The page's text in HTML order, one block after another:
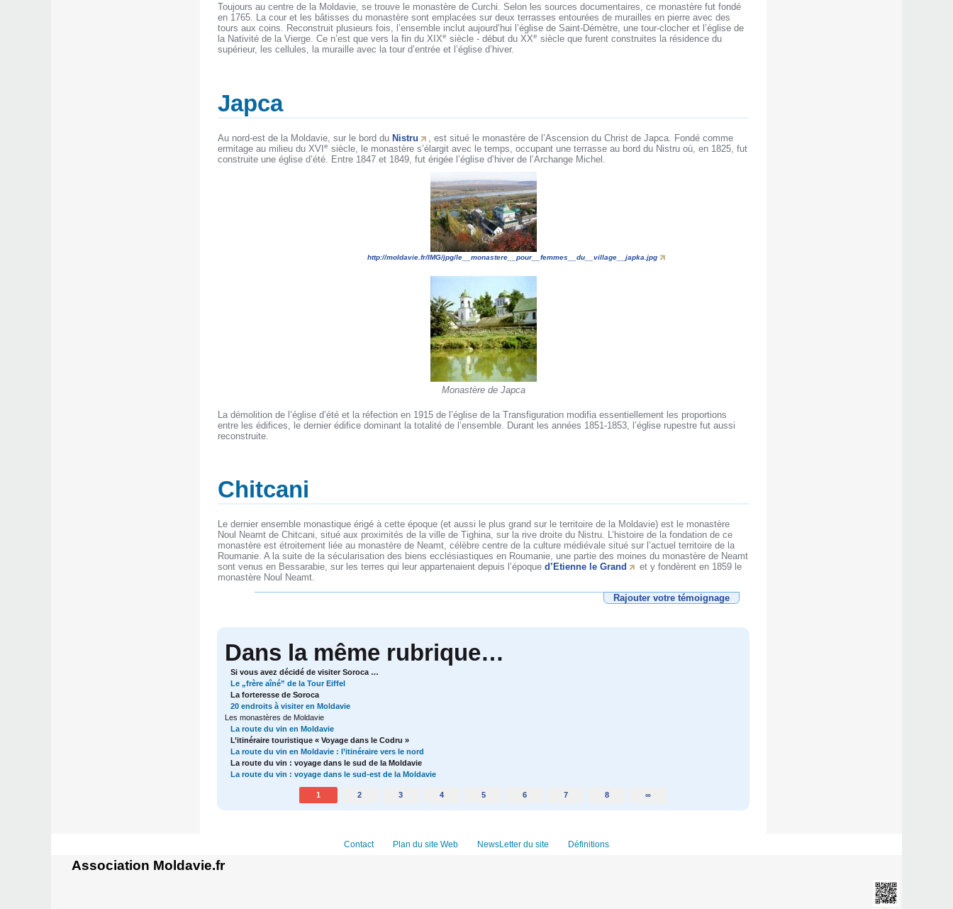
Toujours au centre de la Moldavie, se trouve le monastère de Curchi. Selon les sources documentaires, ce monastère fut fondé
en 1765. La cour et les bâtisses du monastère sont emplacées sur deux terrasses entourées de murailles en pierre avec des
tours aux coins. Reconstruit plusieurs fois, l’ensemble inclut aujourd’hui l’église de Saint-Démètre, une tour-clocher et l’église de
la Nativité de la Vierge. Ce n’est que vers la fin du XIXe siècle - début du XXe siècle que furent construites la résidence du
supérieur, les cellules, la muraille avec la tour d’entrée et l’église d’hiver.
Japca
Au nord-est de la Moldavie, sur le bord du Nistru
, est situé le monastère de l’Ascension du Christ de Japca. Fondé comme
ermitage au milieu du XVIe siècle, le monastère s’élargit avec le temps, occupant une terrasse au bord du Nistru où, en 1825, fut
construite une église d’été. Entre 1847 et 1849, fut érigée l’église d’hiver de l’Archange Michel.
http://moldavie.fr/IMG/jpg/le__monastere__pour__femmes__du__village__japka.jpg
Monastère de Japca
La démolition de l’église d’été et la réfection en 1915 de l’église de la Transfiguration modifia essentiellement les proportions
entre les édifices, le dernier édifice dominant la totalité de l’ensemble. Durant les années 1851-1853, l’église rupestre fut aussi
reconstruite.
Chitcani
Le dernier ensemble monastique érigé à cette époque (et aussi le plus grand sur le territoire de la Moldavie) est le monastère
Noul Neamt de Chitcani, situé aux proximités de la ville de Tighina, sur la rive droite du Nistru. L’histoire de la fondation de ce
monastère est étroitement liée au monastère de Neamt, célèbre centre de la culture médiévale situé sur l’actuel territoire de la
Roumanie. A la suite de la sécularisation des biens ecclésiastiques en Roumanie, une partie des moines du monastère de Neamt
sont venus en Bessarabie, sur les terres qui leur appartenaient depuis l’époque d’Etienne le Grand
et y fondèrent en 1859 le
monastère Noul Neamt.
Rajouter votre témoignage
Dans la même rubrique…
Si vous avez décidé de visiter Soroca …
Le „frère aîné” de la Tour Eiffel
La forteresse de Soroca
20 endroits à visiter en Moldavie
Les monastères de Moldavie
La route du vin en Moldavie
L’itinéraire touristique « Voyage dans le Codru »
La route du vin en Moldavie : l’itinéraire vers le nord
La route du vin : voyage dans le sud de la Moldavie
La route du vin : voyage dans le sud-est de la Moldavie
1 2 3 4 5 6 7 8 ∞
Contact Plan du site Web NewsLetter du site Définitions
Association Moldavie.fr